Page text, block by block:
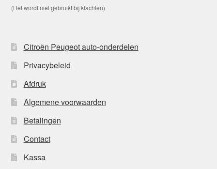
(Het wordt niet gebruikt bij klachten)
Citroën Peugeot auto-onderdelen
Privacybeleid
Afdruk
Algemene voorwaarden
Betalingen
Contact
Kassa